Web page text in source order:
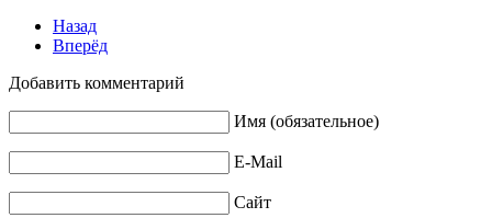
Назад
Вперёд
Добавить комментарий
Имя (обязательное)
E-Mail
Сайт